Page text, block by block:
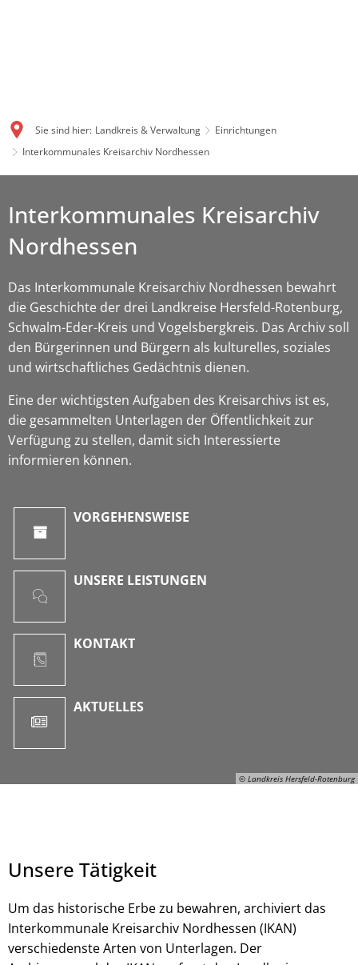
Sie sind hier: Landkreis & Verwaltung
Einrichtungen
Interkommunales Kreisarchiv Nordhessen
© Landkreis Hersfeld-Rotenburg
© Landkreis Hersfeld-Rotenburg
Interkommunales Kreisarchiv
Nordhessen
Das Interkommunale Kreisarchiv Nordhessen bewahrt
die Geschichte der drei Landkreise Hersfeld-Rotenburg,
Schwalm-Eder-Kreis und Vogelsbergkreis. Das Archiv soll
den Bürgerinnen und Bürgern als kulturelles, soziales
und wirtschaftliches Gedächtnis dienen.
Eine der wichtigsten Aufgaben des Kreisarchivs ist es,
die gesammelten Unterlagen der Öffentlichkeit zur
Verfügung zu stellen, damit sich Interessierte
informieren können.
VORGEHENSWEISE
UNSERE LEISTUNGEN
KONTAKT
AKTUELLES
Unsere Tätigkeit
Um das historische Erbe zu bewahren, archiviert das
Interkommunale Kreisarchiv Nordhessen (IKAN)
verschiedenste Arten von Unterlagen. Der